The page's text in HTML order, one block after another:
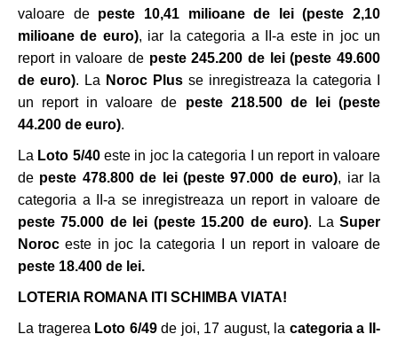
valoare de peste 10,41 milioane de lei (peste 2,10
milioane de euro), iar la categoria a II-a este in joc un
report in valoare de peste 245.200 de lei (peste 49.600
de euro). La Noroc Plus se inregistreaza la categoria I
un report in valoare de peste 218.500 de lei (peste
44.200 de euro).
La Loto 5/40este in joc la categoria I un report in valoare
de peste 478.800 de lei (peste 97.000 de euro), iar la
categoria a II-a se inregistreaza un report in valoare de
peste 75.000 de lei (peste 15.200 de euro). LaSuper
Noroceste in joc la categoria I un report in valoare de
peste 18.400 de lei.
LOTERIA ROMANA ITI SCHIMBA VIATA!
La tragerea Loto 6/49de joi, 17 august, la categoria a II-